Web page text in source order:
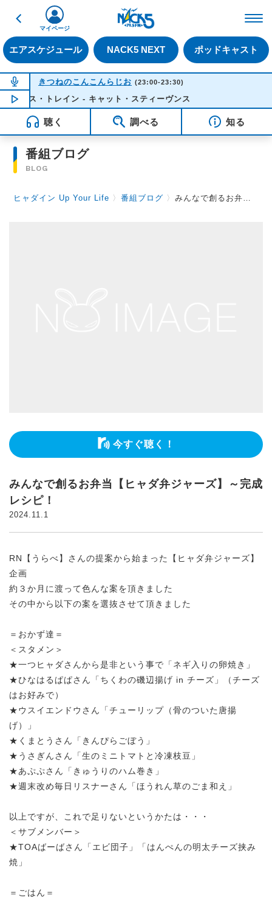
戻る
エアスケジュール NACK5 NEXT ポッドキャスト
マイページ
NOW ON AIR
きつねのこんこんらじお (23:00-23:30)
NOW PLAYING22:50
ース・トレイン - キャット・スティーヴンス
聴く 調べる 知る
番組ブログ
BLOG
ヒャダイン Up Your Life 〉番組ブログ 〉みんなで創るお弁当【ヒャダ弁ジャーズ】～完成レシピ！
今すぐ聴く！
みんなで創るお弁当【ヒャダ弁ジャーズ】～完成
レシピ！
2024.11.1
RN【うらべ】さんの提案から始まった【ヒャダ弁ジャーズ】
企画
約３か月に渡って色んな案を頂きました
その中から以下の案を選抜させて頂きました
＝おかず達＝
＜スタメン＞
★一つヒャダさんから是非という事で「ネギ入りの卵焼き」
★ひなはるぱぱさん「ちくわの磯辺揚げ in チーズ」（チーズ
はお好みで）
★ウスイエンドウさん「チューリップ（骨のついた唐揚
げ）」
★くまとうさん「きんぴらごぼう」
★うさぎんさん「生のミニトマトと冷凍枝豆」
★あぷぷさん「きゅうりのハム巻き」
★週末改め毎日リスナーさん「ほうれん草のごま和え」
以上ですが、これで足りないというかたは・・・
＜サブメンバー＞
★TOAばーばさん「エビ団子」「はんぺんの明太チーズ挟み
焼」
＝ごはん＝